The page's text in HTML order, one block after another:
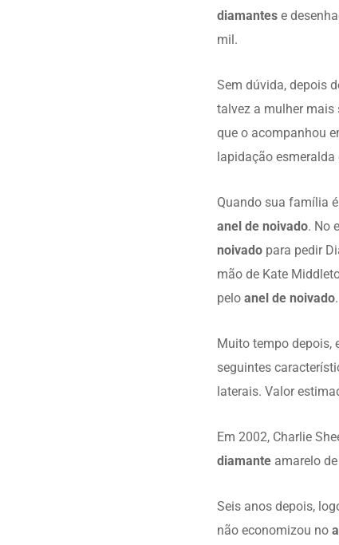
diamantes e
mil.
Sem dúvida, depois
talvez a mulher mais
que o acompanhou
lapidação esmeralda
Quando sua família
anel de noivado. No
noivado para pedir
mão de Kate
pelo anel de noivado.
Muito tempo depois,
seguintes
laterais. Valor
Em 2002, Charlie
diamante amarelo
Seis anos depois,
não economizou no